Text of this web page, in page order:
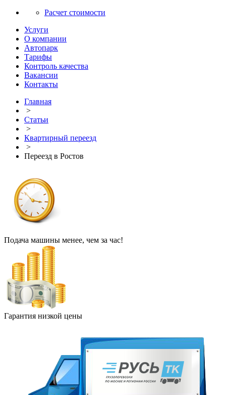
Расчет стоимости
Услуги
О компании
Автопарк
Тарифы
Контроль качества
Вакансии
Контакты
Главная
>
Статьи
>
Квартирный переезд
>
Переезд в Ростов
Подача машины менее, чем за час!
Гарантия низкой цены